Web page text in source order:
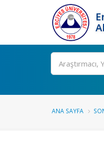
Ara
ANA SAYFA